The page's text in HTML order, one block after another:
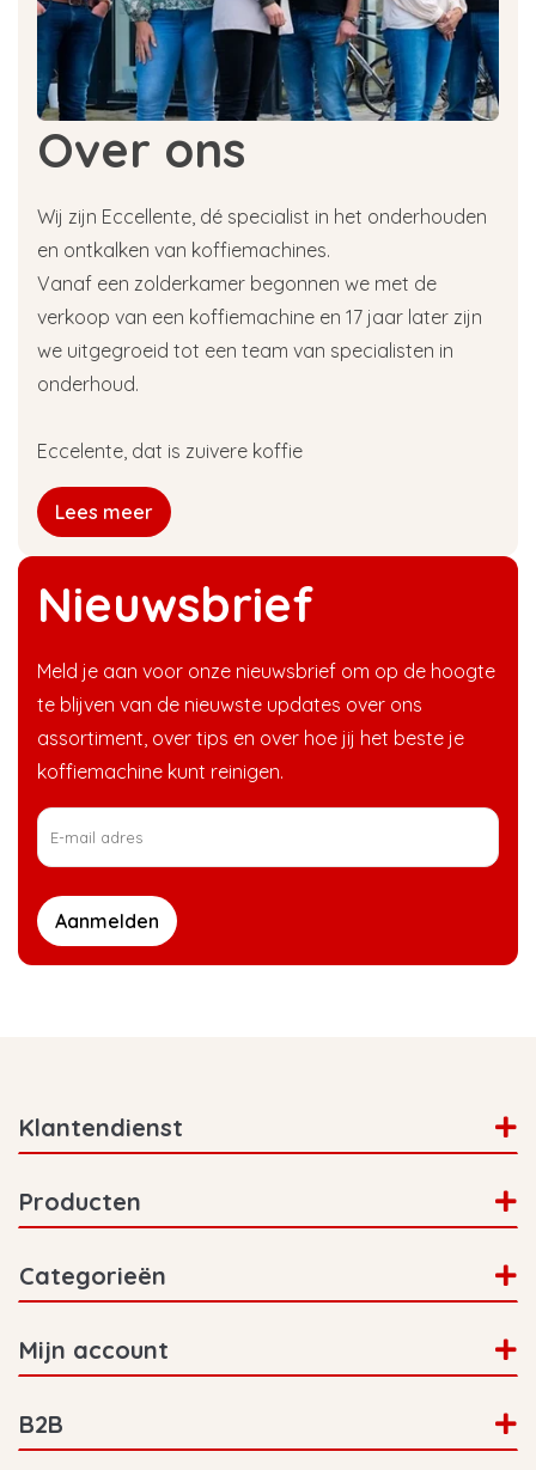
Nieuwsbrief
Meld je aan voor onze nieuwsbrief om op de hoogte
te blijven van de nieuwste updates over ons
assortiment, over tips en over hoe jij het beste je
koffiemachine kunt reinigen.
Aanmelden
Over ons
Wij zijn Eccellente, dé specialist in het onderhouden
en ontkalken van koffiemachines.
Vanaf een zolderkamer begonnen we met de
verkoop van een koffiemachine en 17 jaar later zijn
we uitgegroeid tot een team van specialisten in
onderhoud.
Eccelente, dat is zuivere koffie
Lees meer
Klantendienst
Producten
Categorieën
Mijn account
B2B